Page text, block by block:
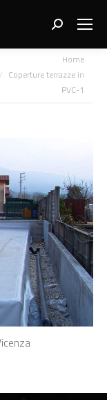
Search:
Home
Coperture terrazze in
PVC-1